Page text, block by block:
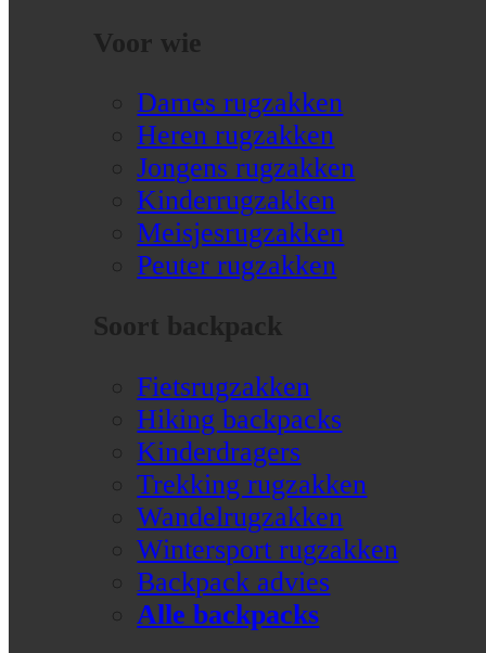
Voor wie
Dames rugzakken
Heren rugzakken
Jongens rugzakken
Kinderrugzakken
Meisjesrugzakken
Peuter rugzakken
Soort backpack
Fietsrugzakken
Hiking backpacks
Kinderdragers
Trekking rugzakken
Wandelrugzakken
Wintersport rugzakken
Backpack advies
Alle backpacks